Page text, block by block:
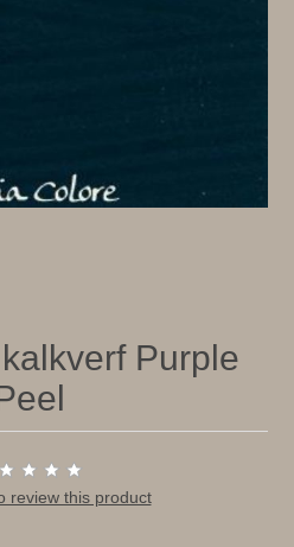
Purple
review this product